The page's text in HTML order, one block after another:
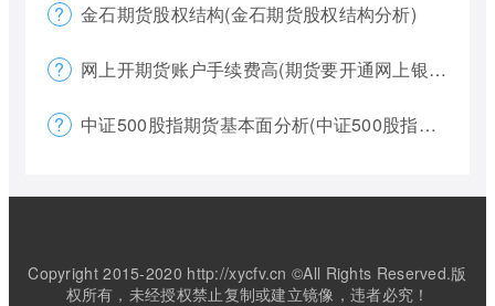
金石期货股权结构(金石期货股权结构分析)
网上开期货账户手续费高(期货要开通网上银行)
中证500股指期货基本面分析(中证500股指期货是什么意思)
Copyright 2015-2020 http://xycfv.cn ©All Rights Reserved.版
权所有，未经授权禁止复制或建立镜像，违者必究！